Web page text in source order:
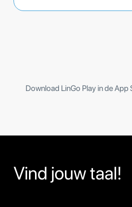
Download LinGo Play in de App
Vind jouw taal!